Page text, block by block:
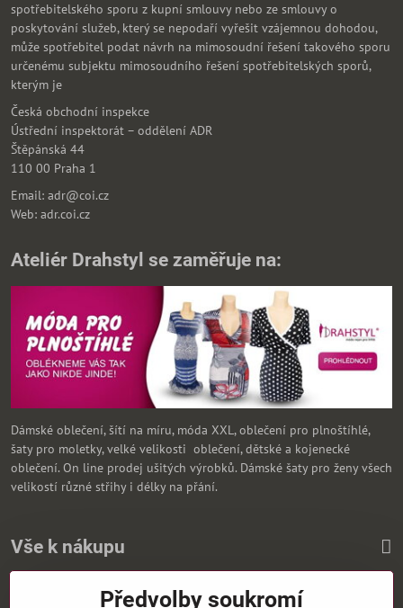
spotřebitelského sporu z kupní smlouvy nebo ze smlouvy o
poskytování služeb, který se nepodaří vyřešit vzájemnou dohodou,
může spotřebitel podat návrh na mimosoudní řešení takového sporu
určenému subjektu mimosoudního řešení spotřebitelských sporů,
kterým je
Česká obchodní inspekce
Ústřední inspektorát – oddělení ADR
Štěpánská 44
110 00 Praha 1
Email: adr@coi.cz
Web: adr.coi.cz
Ateliér Drahstyl se zaměřuje na:
Dámské oblečení, šítí na míru, móda XXL, oblečení pro plnoštíhlé,
šaty pro moletky, velké velikosti oblečení, dětské a kojenecké
oblečení. On line prodej ušitých výrobků. Dámské šaty pro ženy všech
velikostí různé střihy i délky na přání.
Vše k nákupu
Zasíláme i na SlovenskoPředvolby soukromí